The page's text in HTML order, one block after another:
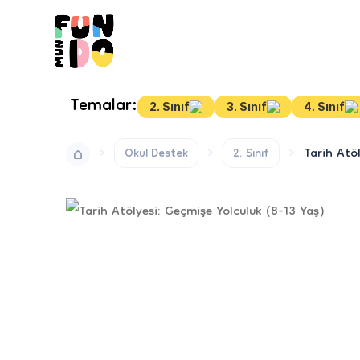
Temalar: 2. Sınıf 3. Sınıf 4. Sınıf
Okul Destek 2. Sınıf Tarih